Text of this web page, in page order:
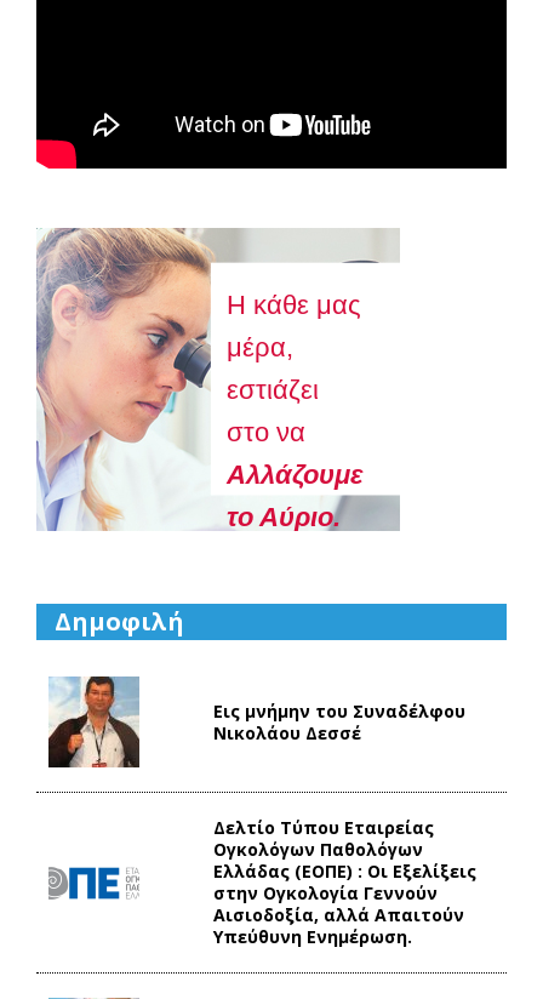
Η κάθε μας
μέρα,
εστιάζει
στο να
Aλλάζουμε
το Αύριο.
Δημοφιλή
Εις μνήμην του Συναδέλφου
Νικολάου Δεσσέ
Δελτίο Τύπου Eταιρείας
Ογκολόγων Παθολόγων
Ελλάδας (ΕΟΠΕ) : Οι Εξελίξεις
στην Ογκολογία Γεννούν
Αισιοδοξία, αλλά Απαιτούν
Υπεύθυνη Ενημέρωση.